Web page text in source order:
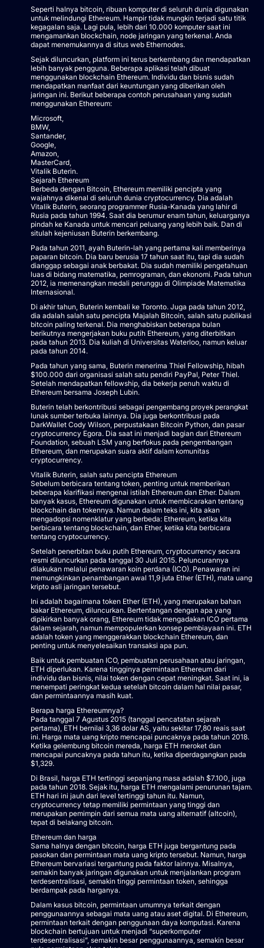
Seperti halnya bitcoin, ribuan komputer di seluruh dunia digunakan
untuk melindungi Ethereum. Hampir tidak mungkin terjadi satu titik
kegagalan saja. Lagi pula, lebih dari 10.000 komputer saat ini
mengamankan blockchain, node jaringan yang terkenal. Anda
dapat menemukannya di situs web Ethernodes.
Sejak diluncurkan, platform ini terus berkembang dan mendapatkan
lebih banyak pengguna. Beberapa aplikasi telah dibuat
menggunakan blockchain Ethereum. Individu dan bisnis sudah
mendapatkan manfaat dari keuntungan yang diberikan oleh
jaringan ini. Berikut beberapa contoh perusahaan yang sudah
menggunakan Ethereum:
Microsoft,
BMW,
Santander,
Google,
Amazon,
MasterCard,
Vitalik Buterin.
Sejarah Ethereum
Berbeda dengan Bitcoin, Ethereum memiliki pencipta yang
wajahnya dikenal di seluruh dunia cryptocurrency. Dia adalah
Vitalik Buterin, seorang programmer Rusia-Kanada yang lahir di
Rusia pada tahun 1994. Saat dia berumur enam tahun, keluarganya
pindah ke Kanada untuk mencari peluang yang lebih baik. Dan di
situlah kejeniusan Buterin berkembang.
Pada tahun 2011, ayah Buterin-lah yang pertama kali memberinya
paparan bitcoin. Dia baru berusia 17 tahun saat itu, tapi dia sudah
dianggap sebagai anak berbakat. Dia sudah memiliki pengetahuan
luas di bidang matematika, pemrograman, dan ekonomi. Pada tahun
2012, ia memenangkan medali perunggu di Olimpiade Matematika
Internasional.
Di akhir tahun, Buterin kembali ke Toronto. Juga pada tahun 2012,
dia adalah salah satu pencipta Majalah Bitcoin, salah satu publikasi
bitcoin paling terkenal. Dia menghabiskan beberapa bulan
berikutnya mengerjakan buku putih Ethereum, yang diterbitkan
pada tahun 2013. Dia kuliah di Universitas Waterloo, namun keluar
pada tahun 2014.
Pada tahun yang sama, Buterin menerima Thiel Fellowship, hibah
$100.000 dari organisasi salah satu pendiri PayPal, Peter Thiel.
Setelah mendapatkan fellowship, dia bekerja penuh waktu di
Ethereum bersama Joseph Lubin.
Buterin telah berkontribusi sebagai pengembang proyek perangkat
lunak sumber terbuka lainnya. Dia juga berkontribusi pada
DarkWallet Cody Wilson, perpustakaan Bitcoin Python, dan pasar
cryptocurrency Egora. Dia saat ini menjadi bagian dari Ethereum
Foundation, sebuah LSM yang berfokus pada pengembangan
Ethereum, dan merupakan suara aktif dalam komunitas
cryptocurrency.
Vitalik Buterin, salah satu pencipta Ethereum
Sebelum berbicara tentang token, penting untuk memberikan
beberapa klarifikasi mengenai istilah Ethereum dan Ether. Dalam
banyak kasus, Ethereum digunakan untuk membicarakan tentang
blockchain dan tokennya. Namun dalam teks ini, kita akan
mengadopsi nomenklatur yang berbeda: Ethereum, ketika kita
berbicara tentang blockchain, dan Ether, ketika kita berbicara
tentang cryptocurrency.
Setelah penerbitan buku putih Ethereum, cryptocurrency secara
resmi diluncurkan pada tanggal 30 Juli 2015. Peluncurannya
dilakukan melalui penawaran koin perdana (ICO). Penawaran ini
memungkinkan penambangan awal 11,9 juta Ether (ETH), mata uang
kripto asli jaringan tersebut.
Ini adalah bagaimana token Ether (ETH), yang merupakan bahan
bakar Ethereum, diluncurkan. Bertentangan dengan apa yang
dipikirkan banyak orang, Ethereum tidak mengadakan ICO pertama
dalam sejarah, namun mempopulerkan konsep pembiayaan ini. ETH
adalah token yang menggerakkan blockchain Ethereum, dan
penting untuk menyelesaikan transaksi apa pun.
Baik untuk pembuatan ICO, pembuatan perusahaan atau jaringan,
ETH diperlukan. Karena tingginya permintaan Ethereum dari
individu dan bisnis, nilai token dengan cepat meningkat. Saat ini, ia
menempati peringkat kedua setelah bitcoin dalam hal nilai pasar,
dan permintaannya masih kuat.
Berapa harga Ethereumnya?
Pada tanggal 7 Agustus 2015 (tanggal pencatatan sejarah
pertama), ETH bernilai 3,36 dolar AS, yaitu sekitar 17,80 reais saat
ini. Harga mata uang kripto mencapai puncaknya pada tahun 2018.
Ketika gelembung bitcoin mereda, harga ETH meroket dan
mencapai puncaknya pada tahun itu, ketika diperdagangkan pada
$1,329.
Di Brasil, harga ETH tertinggi sepanjang masa adalah $7.100, juga
pada tahun 2018. Sejak itu, harga ETH mengalami penurunan tajam.
ETH hari ini jauh dari level tertinggi tahun itu. Namun,
cryptocurrency tetap memiliki permintaan yang tinggi dan
merupakan pemimpin dari semua mata uang alternatif (altcoin),
tepat di belakang bitcoin.
Ethereum dan harga
Sama halnya dengan bitcoin, harga ETH juga bergantung pada
pasokan dan permintaan mata uang kripto tersebut. Namun, harga
Ethereum bervariasi tergantung pada faktor lainnya. Misalnya,
semakin banyak jaringan digunakan untuk menjalankan program
terdesentralisasi, semakin tinggi permintaan token, sehingga
berdampak pada harganya.
Dalam kasus bitcoin, permintaan umumnya terkait dengan
penggunaannya sebagai mata uang atau aset digital. Di Ethereum,
permintaan terkait dengan penggunaan daya komputasi. Karena
blockchain bertujuan untuk menjadi “superkomputer
terdesentralisasi”, semakin besar penggunaannya, semakin besar